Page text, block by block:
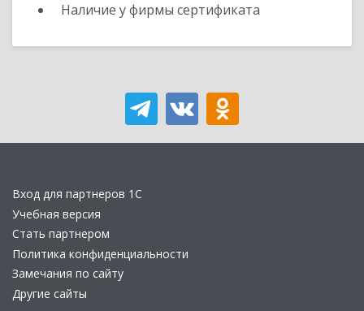
Наличие у фирмы сертификата
Вход для партнеров 1С
Учебная версия
Стать партнером
Политика конфиденциальности
Замечания по сайту
Другие сайты